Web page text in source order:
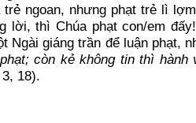
ngoan, nhưng phạt trẻ lì lợ
lời, thì Chúa phạt con/em đấy!
Ngài giáng trần để luận phạt,
còn kẻ không tin thì hành
18).